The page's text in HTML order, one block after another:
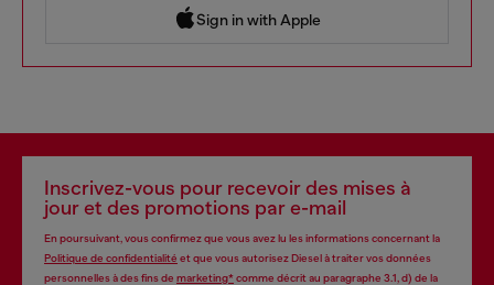
Sign in with Apple
Inscrivez-vous pour recevoir des mises à
jour et des promotions par e-mail
En poursuivant, vous confirmez que vous avez lu les informations concernant la
Politique de confidentialité et que vous autorisez Diesel à traiter vos données
personnelles à des fins de marketing*comme décrit au paragraphe 3.1, d) de la